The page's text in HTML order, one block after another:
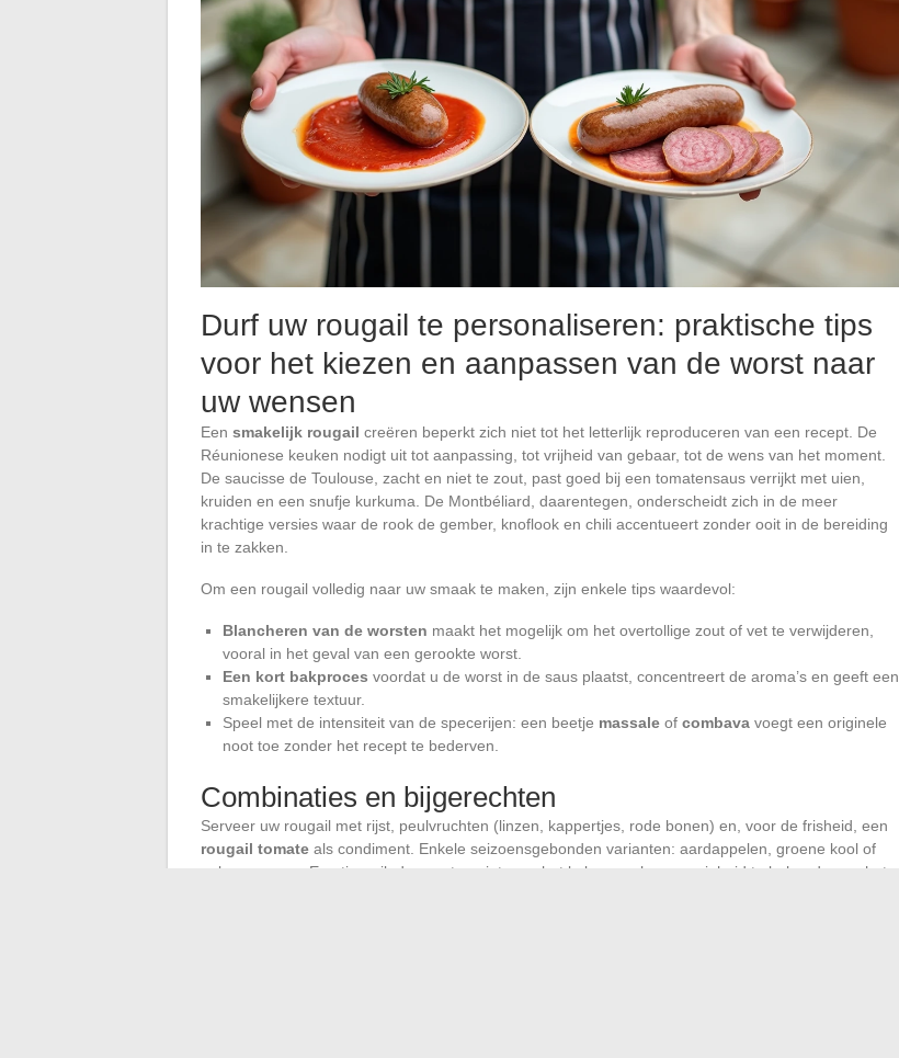
Durf uw rougail te personaliseren: praktische tips
voor het kiezen en aanpassen van de worst naar
uw wensen
Een smakelijk rougail creëren beperkt zich niet tot het letterlijk reproduceren van een recept. De
Réunionese keuken nodigt uit tot aanpassing, tot vrijheid van gebaar, tot de wens van het moment.
De saucisse de Toulouse, zacht en niet te zout, past goed bij een tomatensaus verrijkt met uien,
kruiden en een snufje kurkuma. De Montbéliard, daarentegen, onderscheidt zich in de meer
krachtige versies waar de rook de gember, knoflook en chili accentueert zonder ooit in de bereiding
in te zakken.
Om een rougail volledig naar uw smaak te maken, zijn enkele tips waardevol:
Blancheren van de worsten maakt het mogelijk om het overtollige zout of vet te verwijderen,
vooral in het geval van een gerookte worst.
Een kort bakproces voordat u de worst in de saus plaatst, concentreert de aroma’s en geeft een
smakelijkere textuur.
Speel met de intensiteit van de specerijen: een beetje massale of combava voegt een originele
noot toe zonder het recept te bederven.
Combinaties en bijgerechten
Serveer uw rougail met rijst, peulvruchten (linzen, kappertjes, rode bonen) en, voor de frisheid, een
rougail tomate als condiment. Enkele seizoensgebonden varianten: aardappelen, groene kool of
gele pompoen. Een tip: prik de worsten niet voor het koken om hun sappigheid te behouden en het